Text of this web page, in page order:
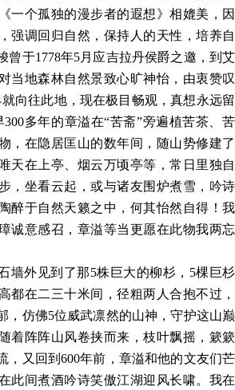
一个孤独的漫步者的遐想》相媲美，因
强调回归自然，保持人的天性，培养自
曾于1778年5月应吉拉丹侯爵之邀，到艾
当地森林自然景致心旷神怡，由衷赞叹
向往此地，现在极目畅观，真想永远留
多年的章溢在“苦斋”旁遍植苦茶、苦
，在隐居匡山的数年间，随山势修建了
天在上亭、烟云万顷亭等，常日里独自
，坐看云起，或与诸友围炉煮雪，吟诗
醉于自然天籁之中，何其怡然自得！我
诚意感召，章溢等当更愿在此物我两忘
墙外见到了那5株巨大的柳杉，5棵巨杉
都在二三十米间，径粗两人合抱不过，
，仿佛5位威武凛然的山神，守护这山巅
着阵阵山风卷挟而来，枝叶飘摇，簌簌
，又回到600年前，章溢和他的文友们芒
此间煮酒吟诗笑傲江湖迎风长啸。我在